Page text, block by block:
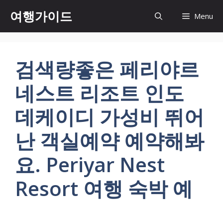
츠
여행가이드 Menu
검색량좋은 페리야르
네스트 리조트 인도
데케이디 가성비 뛰어
난 객실예약 예약해봐
요. Periyar Nest
Resort 여행 숙박 예